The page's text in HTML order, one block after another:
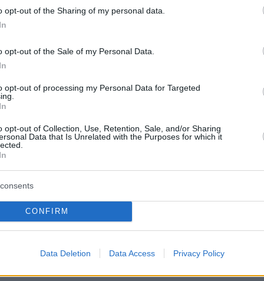
opt-out of the Sharing of my personal data.
opt-out of the Sale of my Personal Data.
opt-out of processing my Personal Data for Targeted
opt-out of Collection, Use, Retention, Sale, and/or Sharing
Data that Is Unrelated with the Purposes for which it
CONFIRM
Data Deletion Data Access Privacy Policy
πως έχουν και οι δύο μεγάλη αγάπη για
Τόνισε μάλιστα, πως σε σχέση με άλλα
συνεννοήσιμοι σε ό,τι αφορά τη νομική
αγαπάνε πολύ τα παιδιά τους. Είναι και
συνεννοήσιμοι σε σχέση με άλλα ζευγάρια.
δύο γονείς τσακώνονται, ακούγονται πολλά
ούτε τους γονείς, ούτε τα παιδιά»,
«Το 2019 το πρώην ζευγάρι είχε
συμφωνητικό που καθόριζε τις λεπτομέρειες
των δυο παιδιών με τους γονείς και στο πόσο